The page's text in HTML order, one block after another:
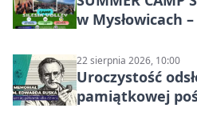
w Mysłowicach
22 sierpnia 2026, 10:00
Uroczystość
pamiątkowej